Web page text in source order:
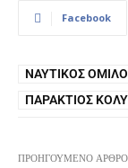
Facebook
ΝΑΥΤΙΚΌΣ
ΠΑΡΆΚΤΙΟΣ
ΠΡΟΗΓΟΎΜΕΝΟ ΆΡΘΡΟ